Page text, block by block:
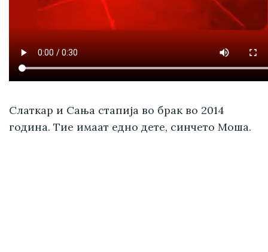
Слаткар и Сања стапија во брак во 2014
година. Тие имаат едно дете, синчето Моша.